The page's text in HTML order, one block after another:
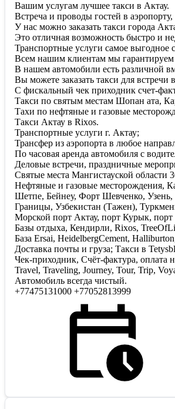
Вашим услугам лучшее такси в Актау.
Встреча и проводы гостей в
У нас можно заказать такси города
Это отличная возможность быстро и
Транспортные услуги самое выгодное
Всем нашим клиентам мы
В нашем автомобили есть различной
Вы можете заказать такси для встречи
С фискальный чек приходник счет-
Tакси по святым местам Шопан ата,
Тахи по нефтяные и газовые
Такси Актау в Rixos.
Транспортные услуги г. Актау;
Трансфер из аэропорта в любое
По часовая аренда автомобиля с
Деловые встречи, праздничные
Святые места Мангистауской
Нефтяные и газовые месторождения,
Шетпе, Бейнеу, Форт Шевченко,
Границы, Узбекистан (Тажен),
Морской порт Актау, порт Курык, порт
Базы отдыха, Кендирли, Rixos,
База Ersai, HeidelbergCement,
Доставка почты и груза; Такси в
Чек-приходник, Счёт-фактура, оплата
Travel, Traveling, Journey, Tour, Trip,
Автомобиль всегда чистый.
+77475131000 +77052813999